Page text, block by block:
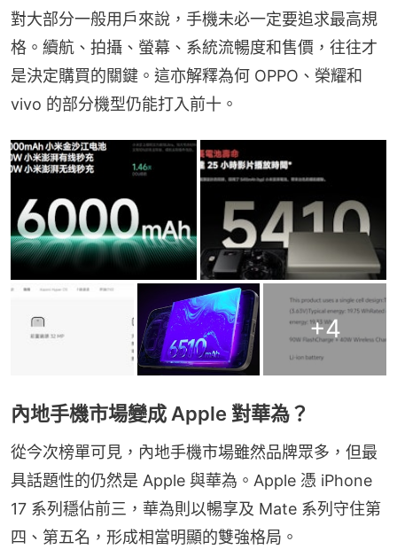
對大部分一般用戶來說，手機未必一定要追求最高規
格。續航、拍攝、螢幕、系統流暢度和售價，往往才
是決定購買的關鍵。這亦解釋為何 OPPO、榮耀和
vivo 的部分機型仍能打入前十。
+4
內地手機市場變成 Apple 對華為？
從今次榜單可見，內地手機市場雖然品牌眾多，但最
具話題性的仍然是 Apple 與華為。Apple 憑 iPhone
17 系列穩佔前三，華為則以暢享及 Mate 系列守住第
四、第五名，形成相當明顯的雙強格局。